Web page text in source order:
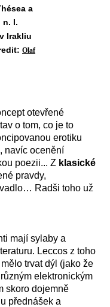
a
n. l.
Irakliu
Olaf
otevřené
o tom, co je to
erotiku
navíc ocenění
poezii... Z klasické
pravdy,
Radši toho už
mají sylaby a
Leccos z toho
trvat dýl (jako že
elektronickým
skoro dojemně
přednášek a